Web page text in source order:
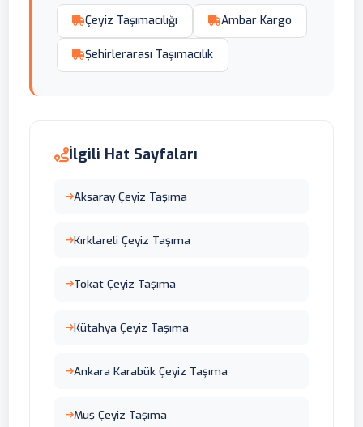
Çeyiz Taşımacılığı Ambar Kargo
Şehirlerarası Taşımacılık
İlgili Hat Sayfaları
Aksaray Çeyiz Taşıma
Kırklareli Çeyiz Taşıma
Tokat Çeyiz Taşıma
Kütahya Çeyiz Taşıma
Ankara Karabük Çeyiz Taşıma
Muş Çeyiz Taşıma